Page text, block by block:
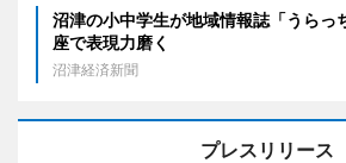
沼津の小中学生が地域情報誌「うら
座で表現力磨く
沼津経済新聞
プレスリリース